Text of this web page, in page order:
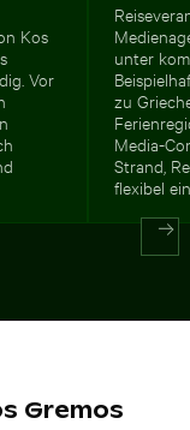
Kos
Vor
unter
zu
Media-
Strand,
flexibel
Gremos